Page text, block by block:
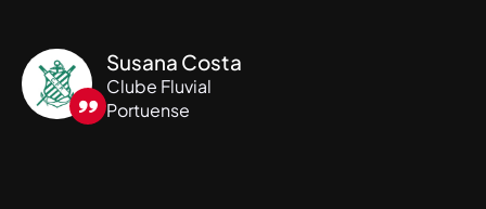
Susana Costa
Clube Fluvial
Portuense